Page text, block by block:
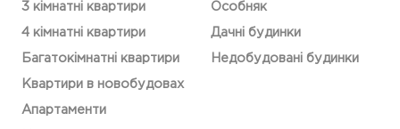
3 кімнатні квартири
4 кімнатні квартири
Багатокімнатні квартири
Квартири в новобудовах
Апартаменти
Особняк
Дачні будинки
Недобудовані будинки